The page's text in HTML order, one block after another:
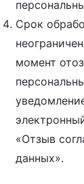
Срок
момент
«Отзыв
данных».